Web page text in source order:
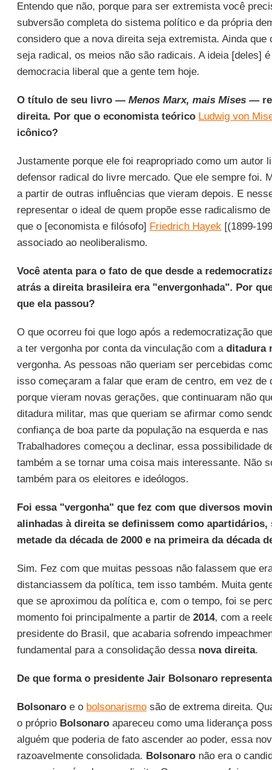
Entendo que não, porque para ser extremista você
subversão completa do sistema político e da própria
considero que a nova direita seja extremista. Ainda que
seja radical, os meios não são radicais. A ideia [deles]
democracia liberal que a gente tem hoje.
O título de seu livro —Menos Marx, mais Mises—
direita. Por que o economista teórico Ludwig von
icônico?
Justamente porque ele foi reapropriado como um autor
defensor radical do livre mercado. Que ele sempre foi.
a partir de outras influências que vieram depois. E
representar o ideal de quem propõe esse radicalismo
que o [economista e filósofo] Friedrich Hayek[(1899-
associado ao neoliberalismo.
Você atenta para o fato de que desde a
atrás a direita brasileira era "envergonhada". Por
que ela passou?
O que ocorreu foi que logo após a redemocratização
a ter vergonha por conta da vinculação com a ditadura
vergonha. As pessoas não queriam ser percebidas
isso começaram a falar que eram de centro, em vez de
porque vieram novas gerações, que continuaram não
ditadura militar, mas que queriam se afirmar como
confiança de boa parte da população na esquerda e
Trabalhadores começou a declinar, essa possibilidade
também a se tornar uma coisa mais interessante. Não
também para os eleitores e ideólogos.
Foi essa "vergonha" que fez com que diversos
alinhadas à direita se definissem como apartidários,
metade da década de 2000 e na primeira da década
Sim. Fez com que muitas pessoas não falassem que
distanciassem da política, tem isso também. Muita
que se aproximou da política e, com o tempo, foi se
momento foi principalmente a partir de 2014, com a
presidente do Brasil, que acabaria sofrendo
fundamental para a consolidação dessa nova direita.
De que forma o presidente Jair Bolsonaro
Bolsonaroe o bolsonarismosão de extrema direita.
o próprio Bolsonaroapareceu como uma liderança
alguém que poderia de fato ascender ao poder, essa
razoavelmente consolidada. Bolsonaronão era o